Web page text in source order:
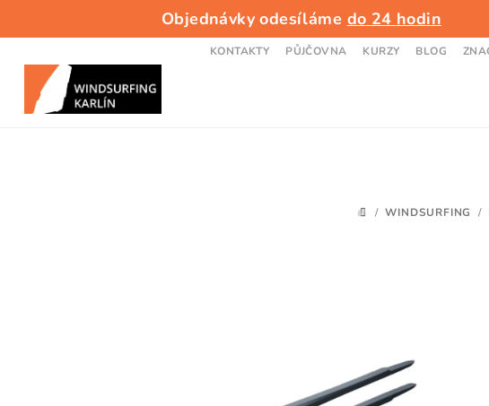
Objednávky odesíláme do 24 hodin
KONTAKTY PŮJČOVNA KURZY BLOG
DOMŮ
/ WINDSURFING /